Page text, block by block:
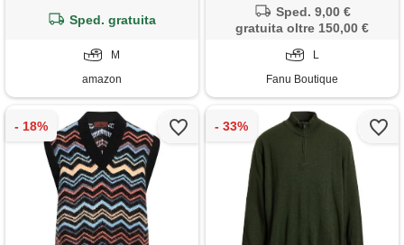
Sped. gratuita
M
amazon
Sped. 9,00 €
gratuita oltre 150,00 €
L
Fanu Boutique